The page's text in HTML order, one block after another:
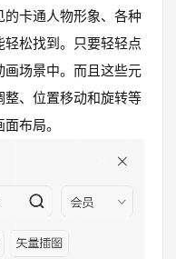
卡通人物形象、各种
松找到。只要轻轻点
场景中。而且这些元
、位置移动和旋转等
布局。